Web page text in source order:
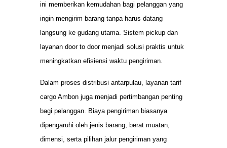
ini memberikan kemudahan bagi pelanggan yang
ingin mengirim barang tanpa harus datang
langsung ke gudang utama. Sistem pickup dan
layanan door to door menjadi solusi praktis untuk
meningkatkan efisiensi waktu pengiriman.
Dalam proses distribusi antarpulau, layanan tarif
cargo Ambon juga menjadi pertimbangan penting
bagi pelanggan. Biaya pengiriman biasanya
dipengaruhi oleh jenis barang, berat muatan,
dimensi, serta pilihan jalur pengiriman yang